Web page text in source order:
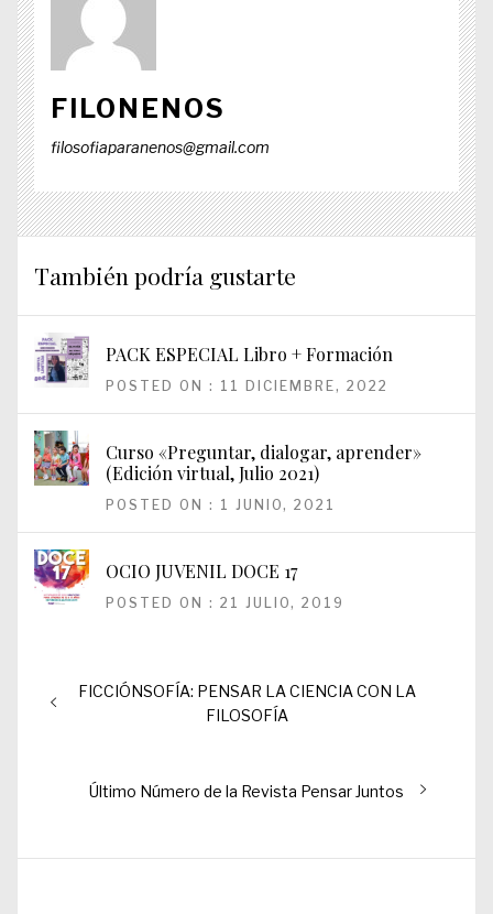
FILONENOS
filosofiaparanenos@gmail.com
También podría gustarte
PACK ESPECIAL Libro + Formación
POSTED ON : 11 DICIEMBRE, 2022
Curso «Preguntar, dialogar, aprender»
(Edición virtual, Julio 2021)
POSTED ON : 1 JUNIO, 2021
OCIO JUVENIL DOCE 17
POSTED ON : 21 JULIO, 2019
Navegación
de
Entrada
FICCIÓNSOFÍA: PENSAR LA CIENCIA CON LA
FILOSOFÍA
Entrada
Último Número de la Revista Pensar Juntos